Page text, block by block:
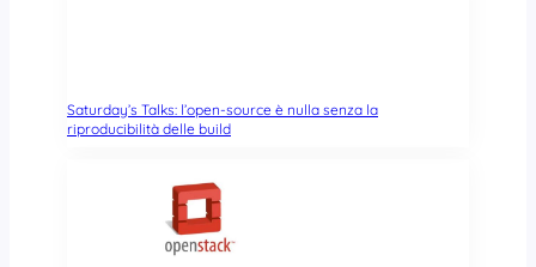
Saturday’s Talks: l’open-source è nulla senza la
riproducibilità delle build